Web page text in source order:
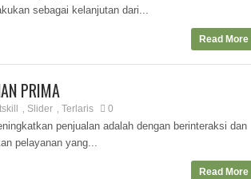
sebagai kelanjutan dari...
Read More
PRIMA
Slider Terlaris 0
penjualan adalah dengan berinteraksi dan
pelayanan yang...
Read More